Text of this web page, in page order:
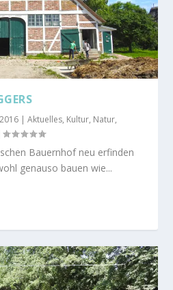
|Aktuelles, Kultur, Natur,
Bauernhof neu erfinden
genauso bauen wie...